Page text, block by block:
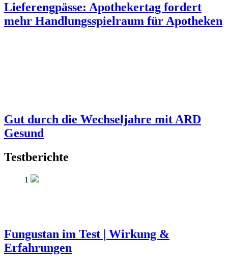
Lieferengpässe: Apothekertag fordert
mehr Handlungsspielraum für Apotheken
Gut durch die Wechseljahre mit ARD
Gesund
Testberichte
1
Fungustan im Test | Wirkung &
Erfahrungen